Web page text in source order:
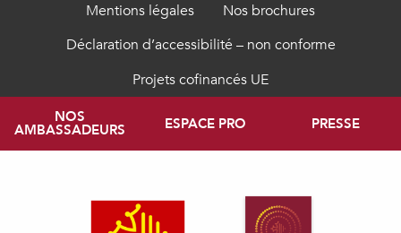
Mentions légales
Nos brochures
Déclaration d’accessibilité – non conforme
Projets cofinancés UE
NOS
AMBASSADEURS ESPACE PRO PRESSE